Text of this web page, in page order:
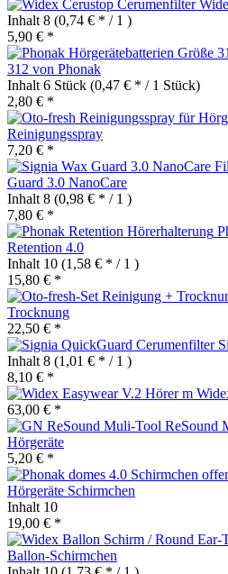
Inhalt 8 (0,74 € * / 1 )
5,90 € *
312 von Phonak
Inhalt 6 Stück (0,47 € * / 1 Stück)
2,80 € *
Reinigungsspray
7,20 € *
Guard 3.0 NanoCare
Inhalt 8 (0,98 € * / 1 )
7,80 € *
Retention 4.0
Inhalt 10 (1,58 € * / 1 )
15,80 € *
Trocknung
22,50 € *
Inhalt 8 (1,01 € * / 1 )
8,10 € *
63,00 € *
ReSound
Hörgeräte
5,20 € *
Hörgeräte Schirmchen
Inhalt 10
19,00 € *
Ballon-Schirmchen